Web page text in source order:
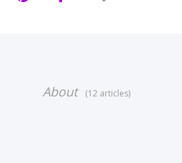
About (12 articles)